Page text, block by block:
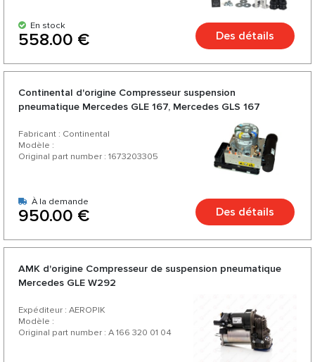
En stock
558.00 € Des détails
Continental d'origine Compresseur suspension
pneumatique Mercedes GLE 167, Mercedes GLS 167
Fabricant : Continental
Modèle :
Original part number : 1673203305
À la demande
950.00 € Des détails
AMK d'origine Compresseur de suspension pneumatique
Mercedes GLE W292
Expéditeur : AEROPIK
Modèle :
Original part number : A 166 320 01 04